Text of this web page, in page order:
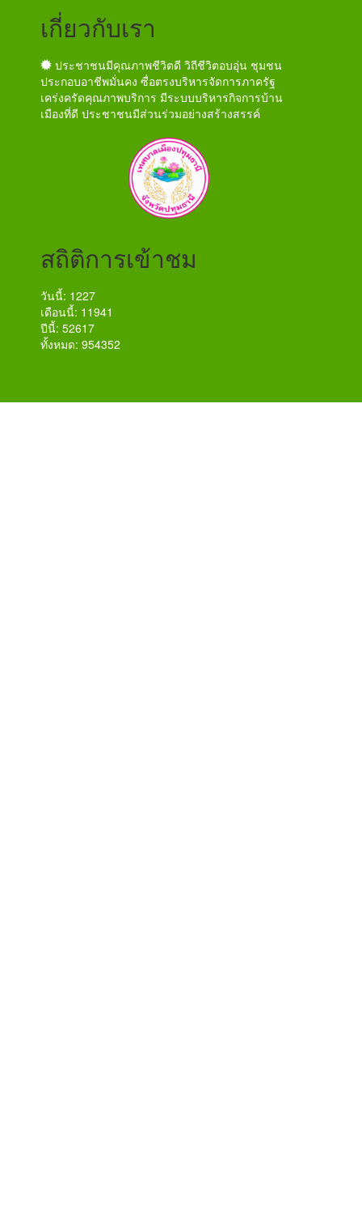
เกี่ยวกับเรา
ประชาชนมีคุณภาพชีวิตดี วิถีชีวิตอบอุ่น ชุมชน
ประกอบอาชีพมั่นคง ซื่อตรงบริหารจัดการภาครัฐ
เคร่งครัดคุณภาพบริการ มีระบบบริหารกิจการบ้าน
เมืองที่ดี ประชาชนมีส่วนร่วมอย่างสร้างสรรค์
สถิติการเข้าชม
วันนี้: 1227
เดือนนี้: 11941
ปีนี้: 52617
ทั้งหมด: 954352